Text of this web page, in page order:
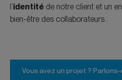
l’identité de notre client et un
bien-être des collaborateurs .
Vous avez un projet ? Parlons-